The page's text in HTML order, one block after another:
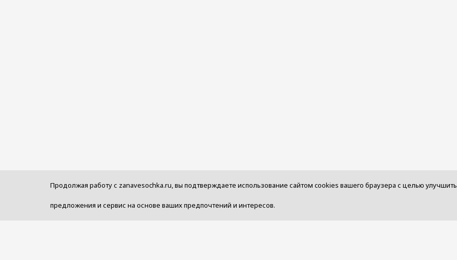
Продолжая работу с zanavesochka.ru, вы подтверждаете использование сайтом cookies вашего браузера с целью улучшить
предложения и сервис на основе ваших предпочтений и интересов.